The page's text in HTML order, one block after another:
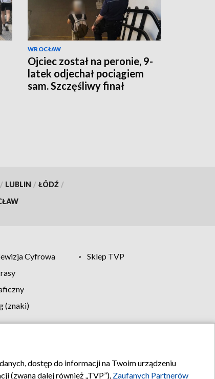
WROCŁAW
Ojciec został na peronie, 9-
latek odjechał pociągiem
sam. Szczęśliwy finał
/ LUBLIN / ŁÓDŹ /
Cyfrowa
Sklep TVP
(znaki)
Kontakt
dostęp do informacji na Twoim urządzeniu
(zwaną dalej również „TVP”), Zaufanych Partnerów